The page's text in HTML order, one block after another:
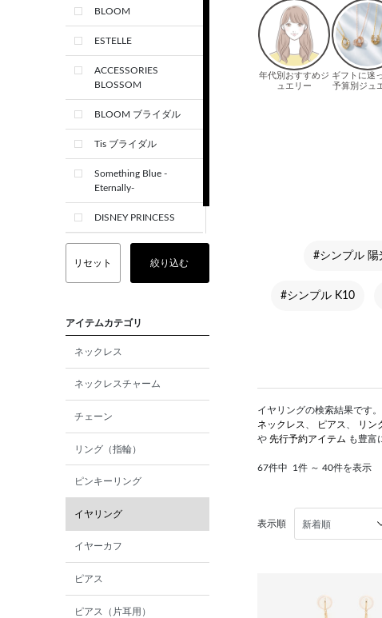
BLOOM
ESTELLE
ACCESSORIES
BLOSSOM
BLOOM ブライダル
Tis ブライダル
Something Blue -
Eternally-
DISNEY PRINCESS
CREST+
リセット
絞り込む
アイテムカテゴリ
ネックレス
ネックレスチャーム
チェーン
リング（指輪）
ピンキーリング
イヤリング
イヤーカフ
ピアス
ピアス（片耳用）
#シンプル 陽
#シンプル K10
イヤリングの検索結果です
ネックレス
ピアス リン
や 先行予約アイテム も豊富
67件中 1件 ～ 40件を表示
表示順